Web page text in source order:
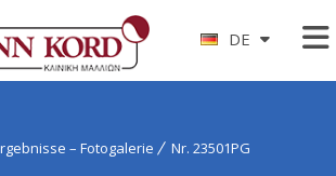
DE
– Fotogalerie Nr. 23501PG